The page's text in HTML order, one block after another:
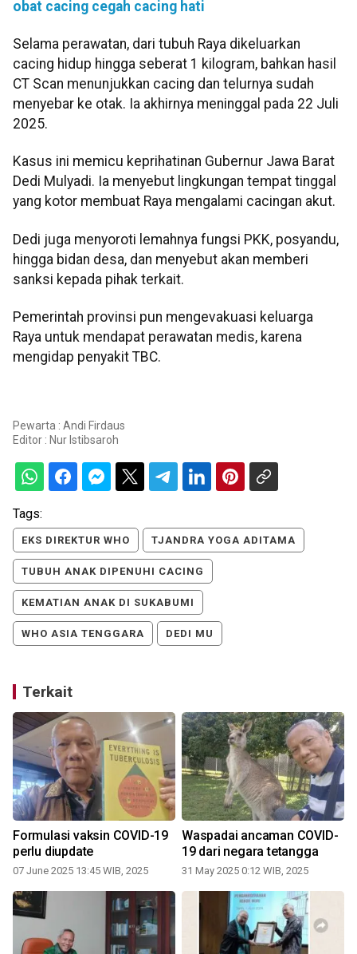
obat cacing cegah cacing hati
Selama perawatan, dari tubuh Raya dikeluarkan
cacing hidup hingga seberat 1 kilogram, bahkan hasil
CT Scan menunjukkan cacing dan telurnya sudah
menyebar ke otak. Ia akhirnya meninggal pada 22 Juli
2025.
Kasus ini memicu keprihatinan Gubernur Jawa Barat
Dedi Mulyadi. Ia menyebut lingkungan tempat tinggal
yang kotor membuat Raya mengalami cacingan akut.
Dedi juga menyoroti lemahnya fungsi PKK, posyandu,
hingga bidan desa, dan menyebut akan memberi
sanksi kepada pihak terkait.
Pemerintah provinsi pun mengevakuasi keluarga
Raya untuk mendapat perawatan medis, karena
mengidap penyakit TBC.
Pewarta : Andi Firdaus
Editor : Nur Istibsaroh
Tags:
EKS DIREKTUR WHO TJANDRA YOGA ADITAMA
TUBUH ANAK DIPENUHI CACING
KEMATIAN ANAK DI SUKABUMI
WHO ASIA TENGGARA DEDI MU
Terkait
Formulasi vaksin COVID-19
perlu diupdate
07 June 2025 13:45 WIB, 2025
Waspadai ancaman COVID-
19 dari negara tetangga
31 May 2025 0:12 WIB, 2025